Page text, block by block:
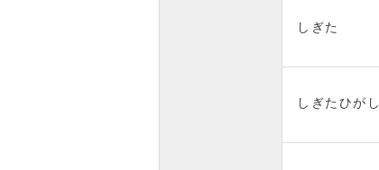
しぎた
しぎたひがし